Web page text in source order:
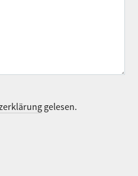
gelesen.